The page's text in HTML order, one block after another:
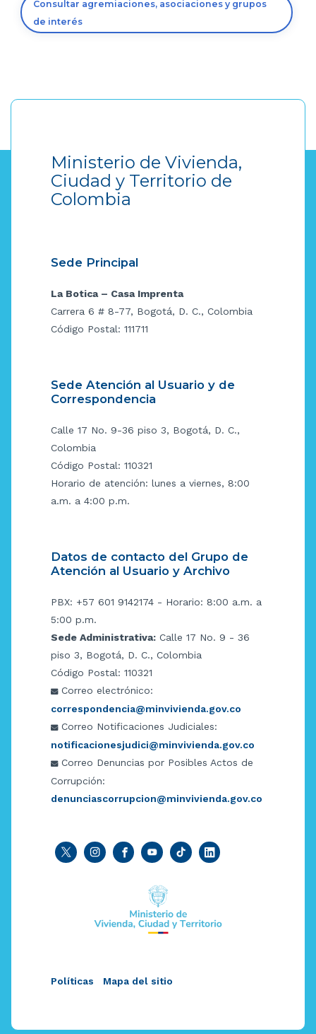
Consultar agremiaciones, asociaciones y grupos
de interés
Ministerio de Vivienda,
Ciudad y Territorio de
Colombia
Sede Principal
La Botica – Casa Imprenta
Carrera 6 # 8-77, Bogotá, D. C., Colombia
Código Postal: 111711
Sede Atención al Usuario y de
Correspondencia
Calle 17 No. 9-36 piso 3, Bogotá, D. C.,
Colombia
Código Postal: 110321
Horario de atención: lunes a viernes, 8:00
a.m. a 4:00 p.m.
Datos de contacto del Grupo de
Atención al Usuario y Archivo
PBX: +57 601 9142174 - Horario: 8:00 a.m. a
5:00 p.m.
Sede Administrativa: Calle 17 No. 9 - 36
piso 3, Bogotá, D. C., Colombia
Código Postal: 110321
Correo electrónico:
correspondencia@minvivienda.gov.co
Correo Notificaciones Judiciales:
notificacionesjudici@minvivienda.gov.co
Correo Denuncias por Posibles Actos de
Corrupción:
denunciascorrupcion@minvivienda.gov.co
Políticas Mapa del sitio